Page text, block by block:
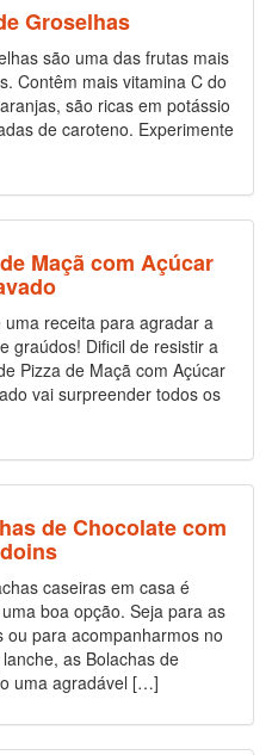
Groselhas
são uma das frutas mais
Contêm mais vitamina C do
são ricas em potássio
de caroteno. Experimente
Maçã com Açúcar
uma receita para agradar a
graúdos! Dificil de resistir a
Pizza de Maçã com Açúcar
vai surpreender todos os
de Chocolate com
caseiras em casa é
boa opção. Seja para as
ou para acompanharmos no
as Bolachas de
uma agradável […]